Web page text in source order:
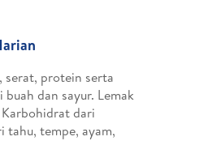
serat, protein serta
dan sayur. Lemak
dari
tahu, tempe, ayam,